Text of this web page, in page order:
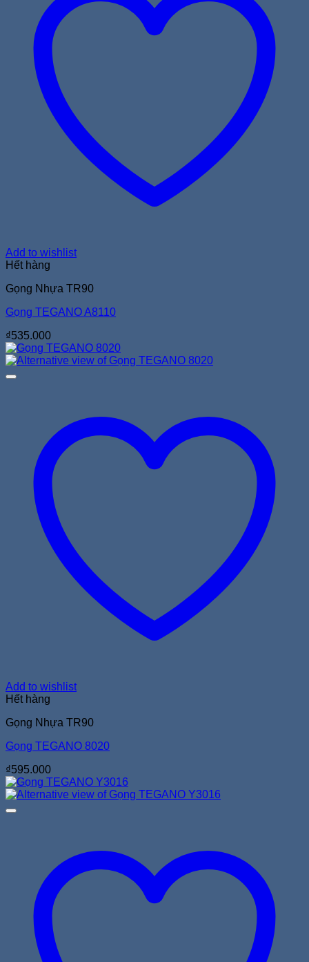
Add to wishlist
Hết hàng
Gọng Nhựa TR90
Gọng TEGANO A8110
₫535.000
Add to wishlist
Hết hàng
Gọng Nhựa TR90
Gọng TEGANO 8020
₫595.000